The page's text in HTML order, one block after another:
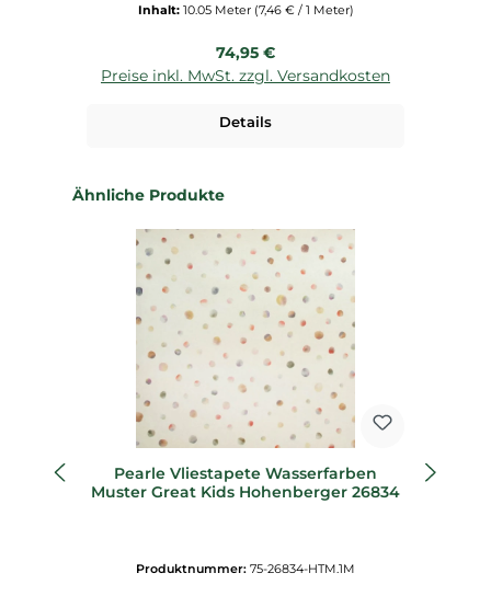
Inhalt: 10.05 Meter (7,46 € / 1 Meter)
Regulärer Preis:
74,95 €
Preise inkl. MwSt. zzgl. Versandkosten
Details
Produktgalerie überspringen
Ähnliche Produkte
Pearle Vliestapete Wasserfarben
Muster Great Kids Hohenberger 26834
Produktnummer: 75-26834-HTM.1M